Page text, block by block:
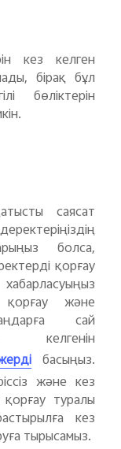
кез келген
бірақ бұл
бөліктерін
саясат
болса,
қорғау
және
сай
келгенін
басыңыз.
және кез
туралы
кез
тырысамыз.